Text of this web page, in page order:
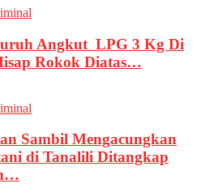
Angkut LPG 3 Kg Di
Rokok Diatas…
Sambil Mengacungkan
di Tanalili Ditangkap